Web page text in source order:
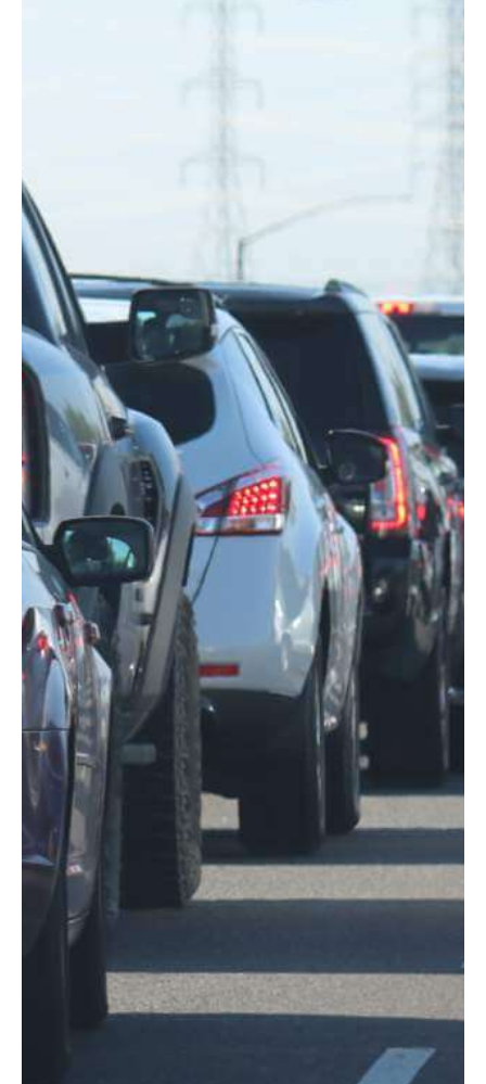
Young- und
Taxi und
Premium/Exklusiv
Taxigarantie
Premium Sale
Taxigarantie VW
Kooperation mit
Sonderfahrzeuge
Garantien für Lkw
Garantien für
Boote
Boot Protection
Yacht Protection
Elektrogeräte
Mobile Device
Elektronik